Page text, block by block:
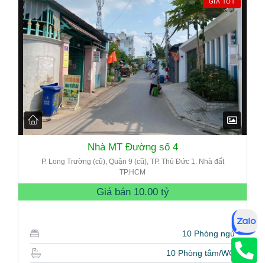
GIÁ TỐT
Nhà MT Đường số 4
P. Long Trường (cũ), Quận 9 (cũ), TP. Thủ Đức 1. Nhà đất
TP.HCM
Giá bán 10.00 tỷ
10 Phòng ngủ
10 Phòng tắm/WC